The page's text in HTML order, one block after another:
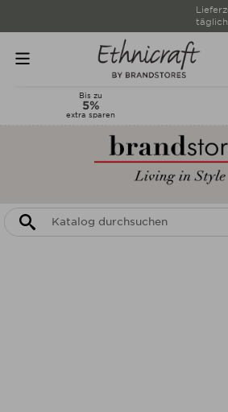
Lieferzeiten werden
täglich aktualisiert |
Bis zu
5%
extra sparen